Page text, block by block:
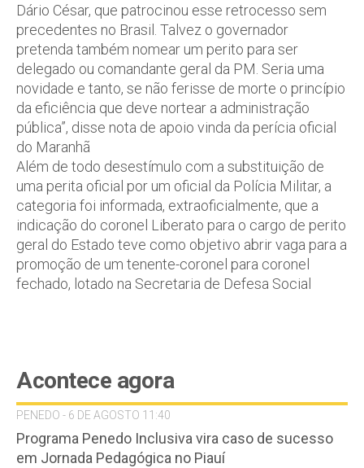
Dário César, que patrocinou esse retrocesso sem
precedentes no Brasil. Talvez o governador
pretenda também nomear um perito para ser
delegado ou comandante geral da PM. Seria uma
novidade e tanto, se não ferisse de morte o princípio
da eficiência que deve nortear a administração
pública”, disse nota de apoio vinda da perícia oficial
do Maranhã
Além de todo desestímulo com a substituição de
uma perita oficial por um oficial da Polícia Militar, a
categoria foi informada, extraoficialmente, que a
indicação do coronel Liberato para o cargo de perito
geral do Estado teve como objetivo abrir vaga para a
promoção de um tenente-coronel para coronel
fechado, lotado na Secretaria de Defesa Social
Acontece agora
PENEDO - 6 DE AGOSTO 11:40
Programa Penedo Inclusiva vira caso de sucesso
em Jornada Pedagógica no Piauí